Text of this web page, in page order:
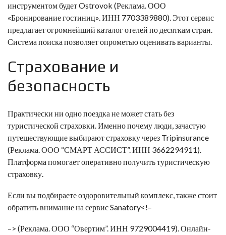
инструментом будетOstrovok (Реклама. ООО
«Бронирование гостиниц». ИНН 7703389880). Этот сервис
предлагает огромнейший каталог отелей по десяткам стран.
Система поиска позволяет опрометью оценивать варианты.
Страхование и
безопасность
Практически ни одно поездка не может стать без
туристической страховки. Именно почему люди, зачастую
путешествующие выбирают страховку через Tripinsurance
(Реклама. ООО “СМАРТ АССИСТ”. ИНН 3662294911).
Платформа помогает оперативно получить туристическую
страховку.
Если вы подбираете оздоровительный комплекс, также стоит
обратить внимание на сервисSanatory<!–
–> (Реклама. ООО “Овертим”. ИНН 9729004419). Онлайн-